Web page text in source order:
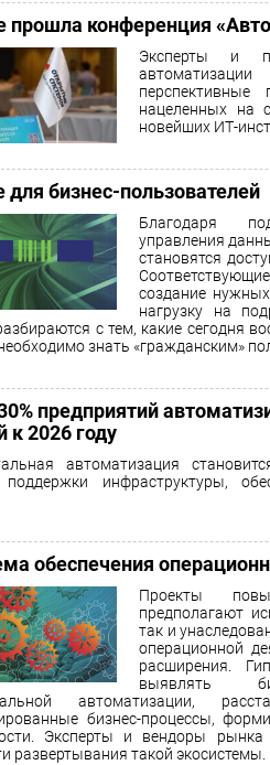
прошла конференция
Эксперты и
нацеленных на
новейших ИТ-
для бизнес-пользователей
Благодаря
управления
становятся
создание
нагрузку на
с тем, какие сегодня
знать «гражданским»
предприятий
к 2026 году
автоматизация
поддержки инфраструктуры,
обеспечения
Проекты
предполагают
так и
операционной
расширения.
выявлять
автоматизации,
бизнес-процессы,
Эксперты и вендоры
развертывания такой экосистемы.